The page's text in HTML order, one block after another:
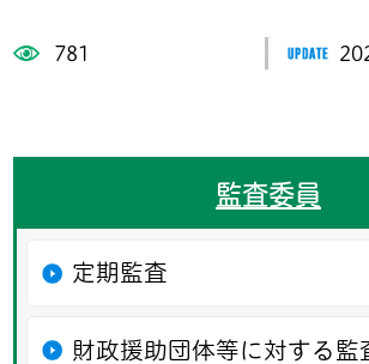
781
監査委員
定期監査
財政援助団体等に対する監